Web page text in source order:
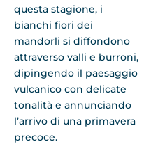
questa stagione, i
bianchi fiori dei
mandorli si diffondono
attraverso valli e burroni,
dipingendo il paesaggio
vulcanico con delicate
tonalità e annunciando
l’arrivo di una primavera
precoce.